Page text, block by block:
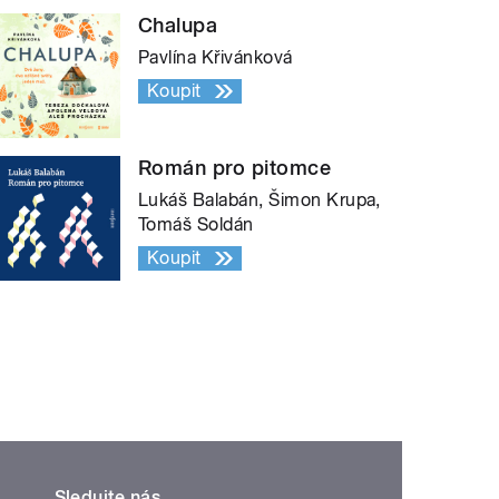
Chalupa
Pavlína Křivánková
Koupit
Román pro pitomce
Lukáš Balabán, Šimon Krupa,
Tomáš Soldán
Koupit